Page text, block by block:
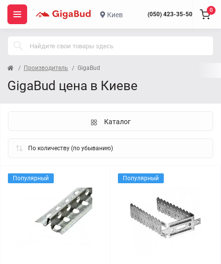
Киев (050) 423-35-50
0
Производитель GigaBud
GigaBud цена в Киеве
Каталог
Популярный Популярный